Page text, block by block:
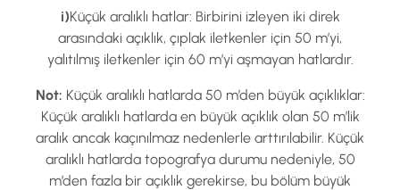
i)Küçük aralıklı hatlar: Birbirini izleyen iki direk
arasındaki açıklık, çıplak iletkenler için 50 m’yi,
yalıtılmış iletkenler için 60 m’yi aşmayan hatlardır.
Not: Küçük aralıklı hatlarda 50 m’den büyük açıklıklar:
Küçük aralıklı hatlarda en büyük açıklık olan 50 m’lik
aralık ancak kaçınılmaz nedenlerle arttırılabilir. Küçük
aralıklı hatlarda topografya durumu nedeniyle, 50
m’den fazla bir açıklık gerekirse, bu bölüm büyük